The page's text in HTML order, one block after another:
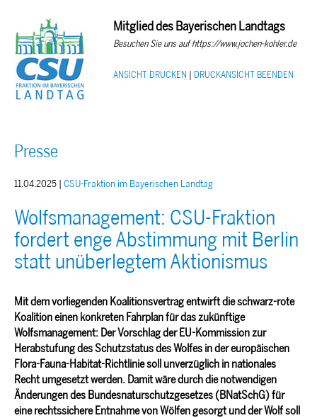
Mitglied des Bayerischen Landtags
Besuchen Sie uns auf https://www.jochen-kohler.de
ANSICHT DRUCKEN DRUCKANSICHT BEENDEN
Presse
11.04.2025 | CSU-Fraktion im Bayerischen Landtag
Wolfsmanagement: CSU-Fraktion
fordert enge Abstimmung mit Berlin
statt unüberlegtem Aktionismus
Mit dem vorliegenden Koalitionsvertrag entwirft die schwarz-rote
Koalition einen konkreten Fahrplan für das zukünftige
Wolfsmanagement: Der Vorschlag der EU-Kommission zur
Herabstufung des Schutzstatus des Wolfes in der europäischen
Flora-Fauna-Habitat-Richtlinie soll unverzüglich in nationales
Recht umgesetzt werden. Damit wäre durch die notwendigen
Änderungen des Bundesnaturschutzgesetzes (BNatSchG) für
eine rechtssichere Entnahme von Wölfen gesorgt und der Wolf soll